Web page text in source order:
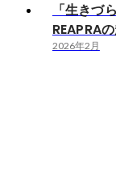
「生きづ
REAPRA
2026年2月